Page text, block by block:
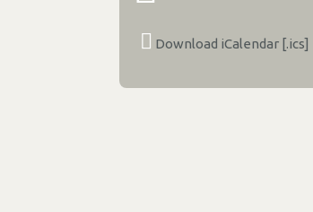
Download iCalendar [.ics]